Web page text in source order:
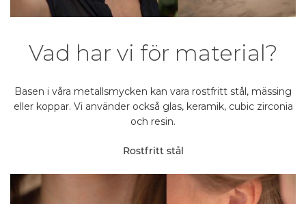
Vad har vi för material?
Basen i våra metallsmycken kan vara rostfritt stål, mässing
eller koppar. Vi använder också glas, keramik, cubic zirconia
och resin.
Rostfritt stål